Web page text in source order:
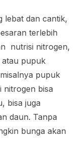
lebat dan cantik,
terlebih
nutrisi nitrogen,
atau pupuk
pupuk
nitrogen bisa
bisa juga
daun. Tanpa
bunga akan